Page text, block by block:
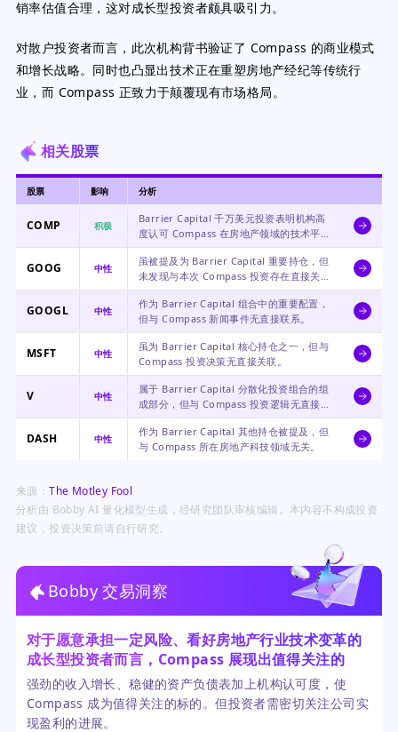
销率估值合理，这对成长型投资者颇具吸引力。
对散户投资者而言，此次机构背书验证了 Compass 的商业模式
和增长战略。同时也凸显出技术正在重塑房地产经纪等传统行
业，而 Compass 正致力于颠覆现有市场格局。
相关股票
股票 影响 分析
COMP 积极
Barrier Capital 千万美元投资表明机构高
度认可 Compass 在房地产领域的技术平台
与增长战略。
GOOG 中性
虽被提及为 Barrier Capital 重要持仓，但
未发现与本次 Compass 投资存在直接关
联。
GOOGL 中性
作为 Barrier Capital 组合中的重要配置，
但与 Compass 新闻事件无直接联系。
MSFT 中性
虽为 Barrier Capital 核心持仓之一，但与
Compass 投资决策无直接关联。
V 中性
属于 Barrier Capital 分散化投资组合的组
成部分，但与 Compass 投资逻辑无直接相
关性。
DASH 中性
作为 Barrier Capital 其他持仓被提及，但
与 Compass 所在房地产科技领域无关。
来源：The Motley Fool
分析由 Bobby AI 量化模型生成，经研究团队审核编辑。本内容不构成投资
建议，投资决策前请自行研究。
Bobby 交易洞察
对于愿意承担一定风险、看好房地产行业技术变革的
成长型投资者而言，Compass 展现出值得关注的投
资机会。
强劲的收入增长、稳健的资产负债表加上机构认可度，使
Compass 成为值得关注的标的。但投资者需密切关注公司实
现盈利的进展。